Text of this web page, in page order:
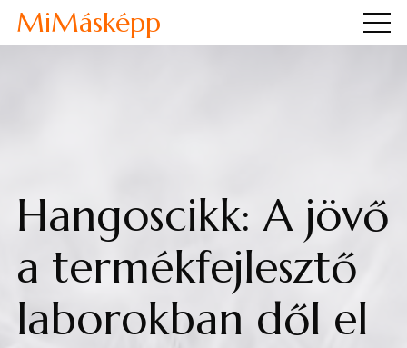
MiMásképp
Hangoscikk: A jövő
a termékfejlesztő
laborokban dől el